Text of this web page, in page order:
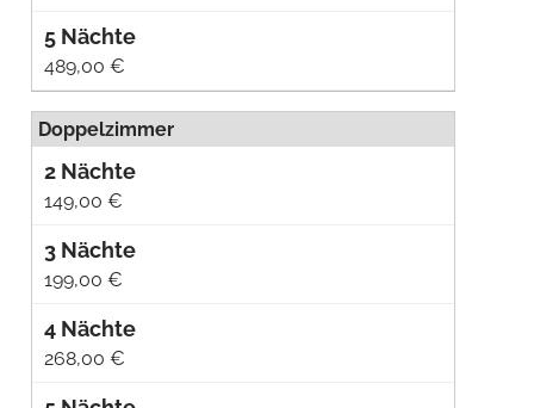
489,00 €
Doppelzimmer
149,00 €
199,00 €
268,00 €